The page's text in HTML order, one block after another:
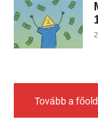
Tovább a